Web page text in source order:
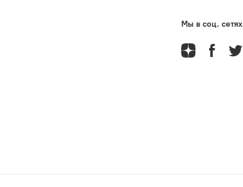
Мы в соц. сетях